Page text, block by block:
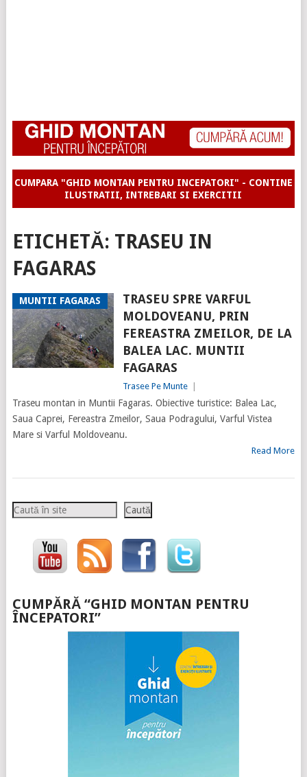
CUMPARA "GHID MONTAN PENTRU INCEPATORI" - CONTINE
ILUSTRATII, INTREBARI SI EXERCITII
ETICHETĂ: TRASEU IN
FAGARAS
MUNTII FAGARAS
TRASEU SPRE VARFUL
MOLDOVEANU, PRIN
FEREASTRA ZMEILOR, DE LA
BALEA LAC. MUNTII
FAGARAS
Trasee Pe Munte
Traseu montan in Muntii Fagaras. Obiective turistice: Balea Lac,
Saua Caprei, Fereastra Zmeilor, Saua Podragului, Varful Vistea
Mare si Varful Moldoveanu.
Read More
Caută Caută
CUMPĂRĂ “GHID MONTAN PENTRU
ÎNCEPATORI”